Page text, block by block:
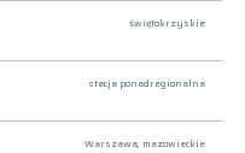
świętokrzyskie
stacja ponadregionalna
Warszawa, mazowieckie